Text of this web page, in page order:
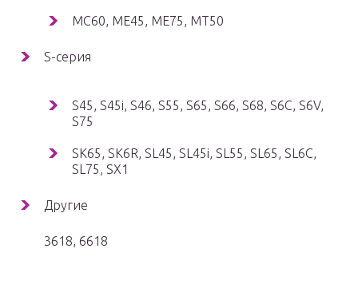
MC60, ME45, ME75, MT50
S-серия
S45, S45i, S46, S55, S65, S66, S68, S6C, S6V,
S75
SK65, SK6R, SL45, SL45i, SL55, SL65, SL6C,
SL75, SX1
Другие
3618, 6618